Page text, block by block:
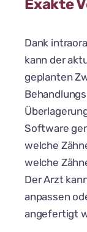
Exakte
Dank
kann der
geplanten
Software
welche
welche
Der Arzt
anpassen
angefertigt